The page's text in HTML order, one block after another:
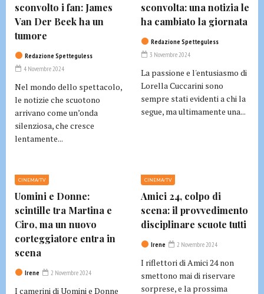
sconvolto i fan: James
Van Der Beek ha un
tumore
Redazione Spetteguless
4 Novembre 2024
Nel mondo dello spettacolo,
le notizie che scuotono
arrivano come un’onda
silenziosa, che cresce
lentamente...
sconvolta: una notizia le
ha cambiato la giornata
Redazione Spetteguless
3 Novembre 2024
La passione e l'entusiasmo di
Lorella Cuccarini sono
sempre stati evidenti a chi la
segue, ma ultimamente una...
CINEMA/TV
Uomini e Donne:
scintille tra Martina e
Ciro, ma un nuovo
corteggiatore entra in
scena
Irene 2 Novembre 2024
I camerini di Uomini e Donne
CINEMA/TV
Amici 24, colpo di
scena: il provvedimento
disciplinare scuote tutti
Irene 2 Novembre 2024
I riflettori di Amici 24 non
smettono mai di riservare
sorprese, e la prossima